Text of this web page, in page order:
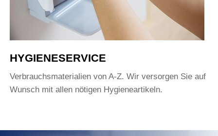
HYGIENESERVICE
Verbrauchsmaterialien von A-Z. Wir versorgen Sie auf
Wunsch mit allen nötigen Hygieneartikeln.